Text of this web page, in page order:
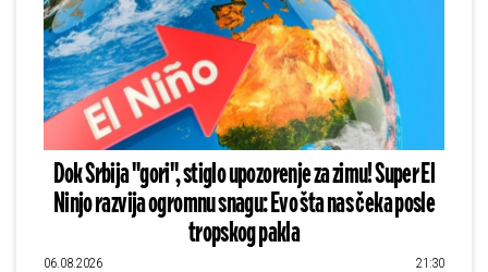
Dok Srbija "gori", stiglo upozorenje za zimu! Super El
Ninjo razvija ogromnu snagu: Evo šta nas čeka posle
tropskog pakla
06.08.2026 21:30